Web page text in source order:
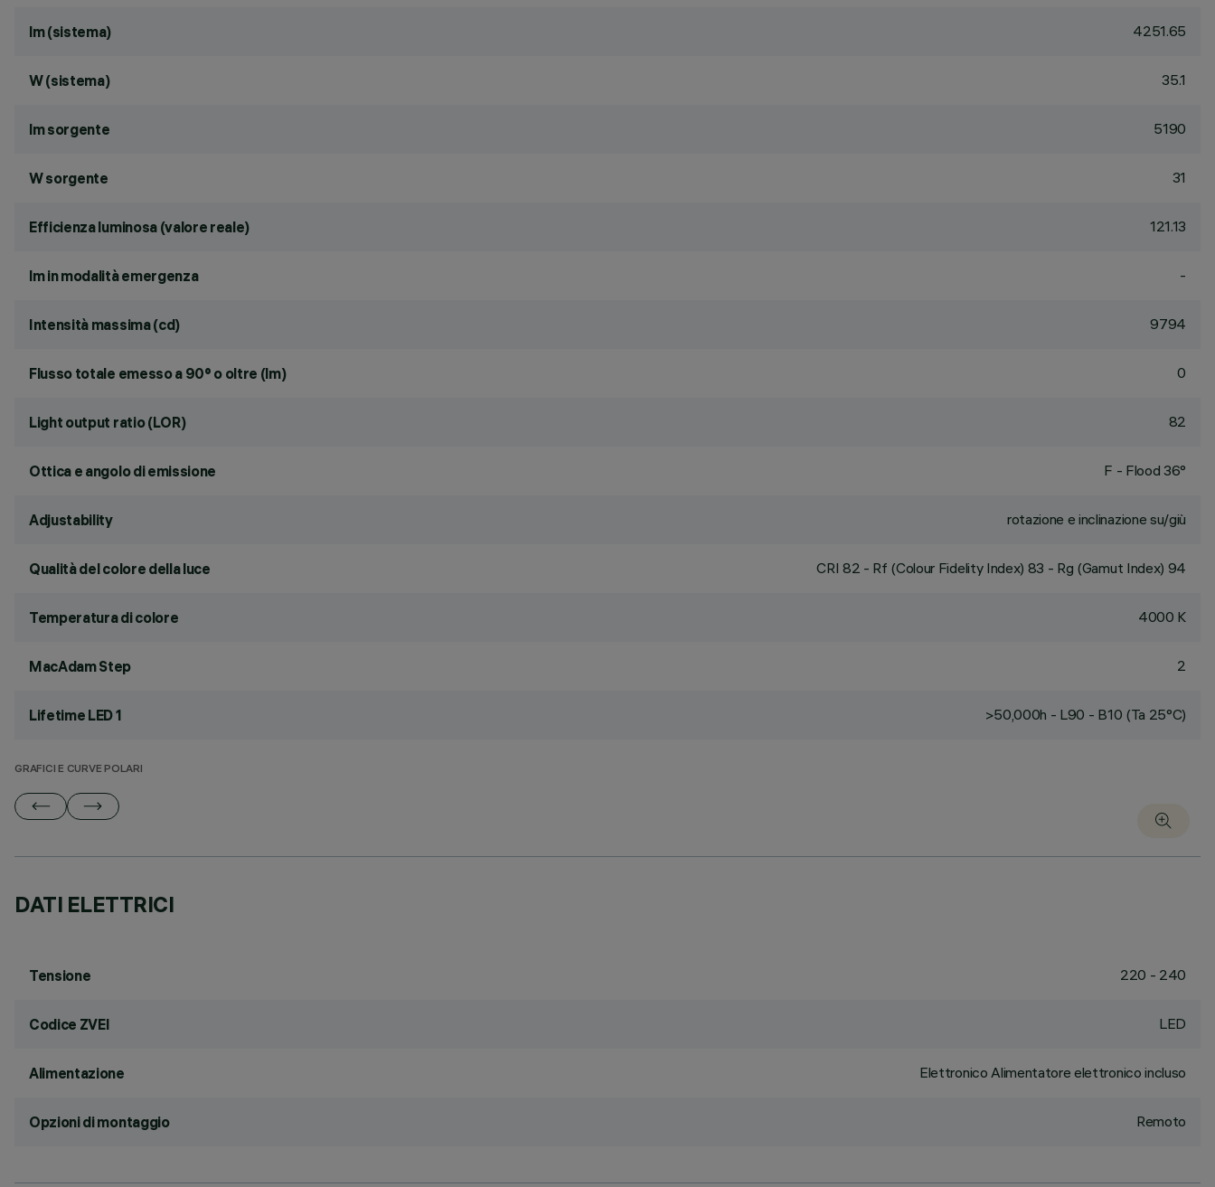
lm (sistema) 4251.65
W (sistema) 35.1
lm sorgente 5190
W sorgente 31
Efficienza luminosa (valore reale) 121.13
lm in modalità emergenza -
Intensità massima (cd) 9794
Flusso totale emesso a 90° o oltre (lm) 0
Light output ratio (LOR) 82
Ottica e angolo di emissione F - Flood 36°
Adjustability rotazione e inclinazione su/giù
Qualità del colore della luce CRI 82 - Rf (Colour Fidelity Index) 83 - Rg (Gamut Index) 94
Temperatura di colore 4000 K
MacAdam Step 2
Lifetime LED 1 >50,000h - L90 - B10 (Ta 25°C)
GRAFICI E CURVE POLARI
DATI ELETTRICI
Tensione 220 - 240
Codice ZVEI LED
Alimentazione Elettronico Alimentatore elettronico incluso
Opzioni di montaggio Remoto